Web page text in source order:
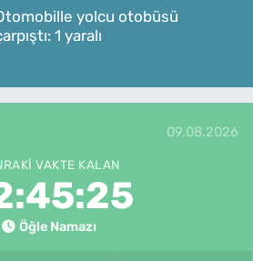
yolcu otobüsü
1 yaralı
09.08.2026
VAKTE KALAN
Öğle Namazı